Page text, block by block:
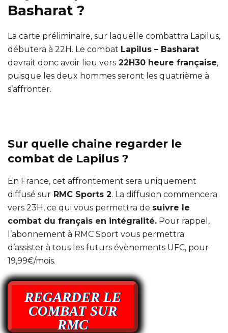
— RMC Sport Combat (@RMCSportCombat)
Basharat ?
La carte préliminaire, sur laquelle combattra Lapilus,
débutera à 22H. Le combat Lapilus – Basharat
devrait donc avoir lieu vers 22H30 heure française,
puisque les deux hommes seront les quatrième à
s’affronter.
Sur quelle chaine regarder le
combat de Lapilus ?
En France, cet affrontement sera uniquement
diffusé sur RMC Sports 2. La diffusion commencera
vers 23H, ce qui vous permettra de suivre le
combat du français en intégralité. Pour rappel,
l’abonnement à RMC Sport vous permettra
d’assister à tous les futurs évènements UFC, pour
19,99€/mois.
REGARDER LE
COMBAT SUR
RMC